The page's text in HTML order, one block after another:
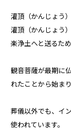
灌頂（かんじょう）
灌頂（かんじょう
楽浄土へと送るた
観音菩薩が最期に
れたことから始ま
葬儀以外でも、イ
使われています。